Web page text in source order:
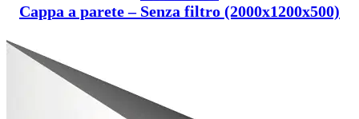
Cappa a parete – Senza filtro (2000x1200x500)